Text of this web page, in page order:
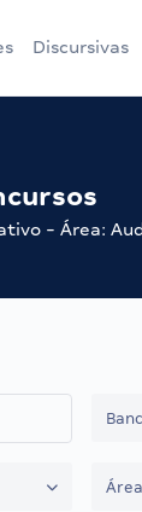
Discursivas
- Área: